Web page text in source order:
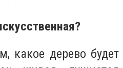
какое дерево будет